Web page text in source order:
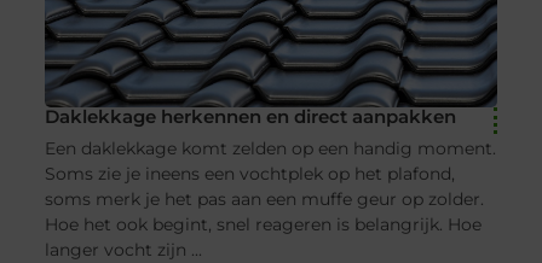
Daklekkage herkennen en direct aanpakken
Een daklekkage komt zelden op een handig moment.
Soms zie je ineens een vochtplek op het plafond,
soms merk je het pas aan een muffe geur op zolder.
Hoe het ook begint, snel reageren is belangrijk. Hoe
langer vocht zijn ...